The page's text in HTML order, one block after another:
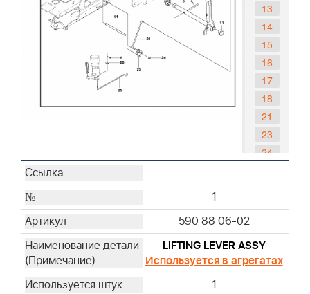
13
14
15
16
17
18
21
23
24
26
1
590 88 06-02
LIFTING LEVER ASSY
Используется в агрегатах
1